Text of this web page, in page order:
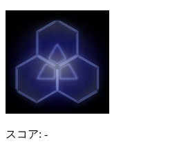
スコア: -